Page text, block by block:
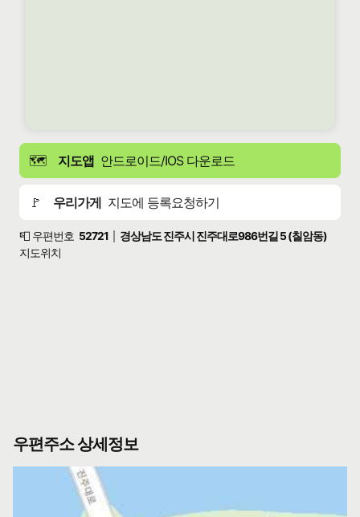
🗺️ 지도앱 안드로이드/IOS 다운로드
🚩 우리가게 지도에 등록요청하기
📮 우편번호 52721
경상남도 진주시 진주대로986번길 5 (칠암동)
지도위치
우편주소 상세정보